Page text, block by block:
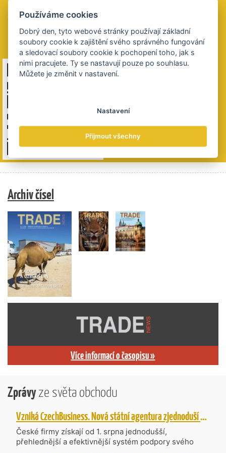
2021853028/5500
QR kód obsahuje údaje k platbě. Výše částky je na vás,
budeme si vážit všech darovaných plateb.
Děkujeme 😊
Archiv čísel
Více informací o časopisu »
Zprávyze světa obchodu
Vzniká CzechBusiness. Nová státní agentura zjednoduší podporu českých firem
České firmy získají od 1. srpna jednodušší,
přehlednější a efektivnější systém podpory svého
Používáme cookies
Dobrý den, tyto webové stránky používají základní
soubory cookie k zajištění svého správného fungování
a sledovací soubory cookie k pochopení toho, jak s
nimi pracujete. Ty se nastavují pouze po souhlasu.
Můžete je změnit v nastavení.
Nastavení
Přijmout všechny